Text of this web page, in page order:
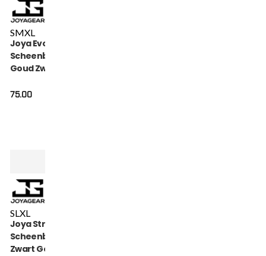
SMXL
Joya Evolution
Scheenbeschermers
Goud Zwart
75.00
SLXL
Joya Strike
Scheenbeschermers
Zwart Goud